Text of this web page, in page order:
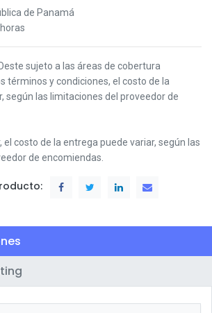
de Panamá
sujeto a las áreas de cobertura
términos y condiciones, el costo de la
según las limitaciones del proveedor de
el costo de la entrega puede variar, según las
de encomiendas.